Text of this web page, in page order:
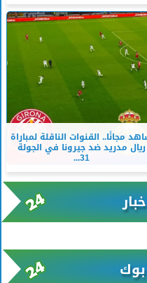
مجانًا.. القنوات الناقلة لمباراة
ريال مدريد ضد جيرونا في الجولة
31...